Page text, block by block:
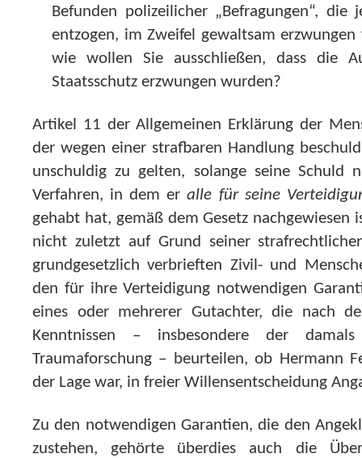
Befunden polizeilicher „Befragungen“,
entzogen, im Zweifel gewaltsam
wie wollen Sie ausschließen, dass die
Staatsschutz erzwungen wurden?
Artikel 11 der Allgemeinen Erklärung der
der wegen einer strafbaren Handlung
unschuldig zu gelten, solange seine Schuld
Verfahren, in dem eralle für seine
gehabt hat, gemäß dem Gesetz nachgewiesen
nicht zuletzt auf Grund seiner
grundgesetzlich verbrieften Zivil- und
den für ihre Verteidigung notwendigen
eines oder mehrerer Gutachter, die nach
Kenntnissen – insbesondere der
Traumaforschung – beurteilen, ob Hermann
der Lage war, in freier Willensentscheidung
Zu den notwendigen Garantien, die den
zustehen, gehörte überdies auch die